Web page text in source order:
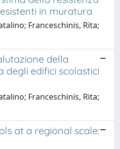
in muratura
Franceschinis, Rita;
della
degli edifici scolastici
Franceschinis, Rita;
at a regional scale: